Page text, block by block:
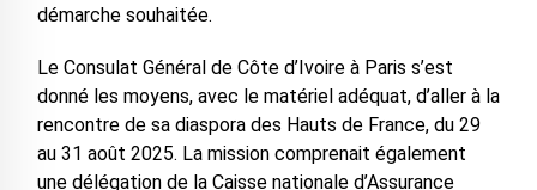
démarche souhaitée.
Le Consulat Général de Côte d’Ivoire à Paris s’est
donné les moyens, avec le matériel adéquat, d’aller à la
rencontre de sa diaspora des Hauts de France, du 29
au 31 août 2025. La mission comprenait également
une délégation de la Caisse nationale d’Assurance